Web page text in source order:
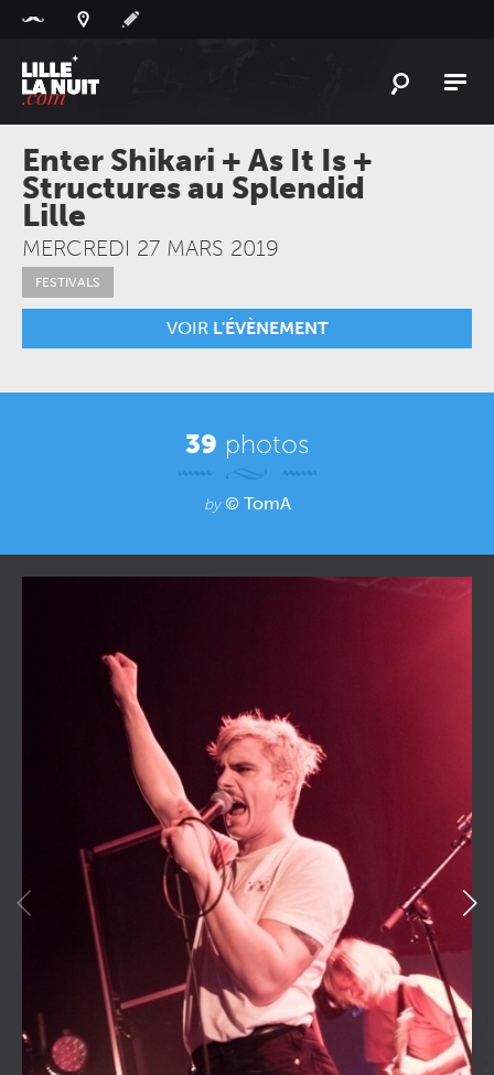
L'ACTU
L'AGENDA
LESLIEUX
LIVEREPORT
ÀGAGNER
Enter Shikari + As It Is +
Structures au Splendid
Lille
MERCREDI 27 MARS 2019
FESTIVALS
VOIR L'ÉVÈNEMENT
39 photos
by© TomA
Panneau de gestion des cookies